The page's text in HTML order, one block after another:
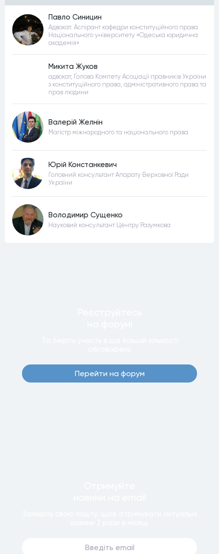
Павло Синицин
Адвокат. Аспірант кафедри конституційного права
Національного університету «Одеська юридична
академія»
Микита Жуков
адвокат, Голова Комітету Асоціації правників України
з конституційного права, адміністративного права та
прав людини
Валерій Желнін
Магістр міжнародного та національного права
Юрій Констанкевич
Головний консультант Апарату Верховної Ради
України
Володимир Сущенко
Науковий консультант Центру Разумкова
Перейти на форум